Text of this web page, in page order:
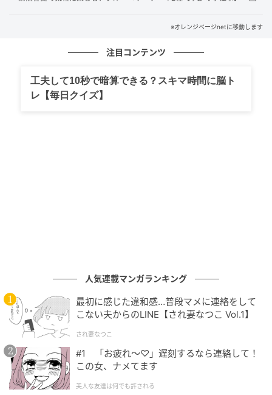
【あく抜きが必要な品種は、推奨される時間を守りあ
その後ザルに広げ自然乾燥し、竹串でヘタを丁寧に取
このとき、梅の皮を傷つけないよう、やさしく丁寧に
※オレンジページnetに移動します
注目コンテンツ
工夫して10秒で暗算できる？スキマ時間に脳ト
レ【毎日クイズ】
人気連載マンガランキング
最初に感じた違和感…普段マメに連絡をして
こない夫からのLINE【され妻なつこ Vol.1】
され妻なつこ
#1 「お疲れ〜♡」遅刻するなら連絡して！
この女、ナメてます
美人な友達は何でも許される